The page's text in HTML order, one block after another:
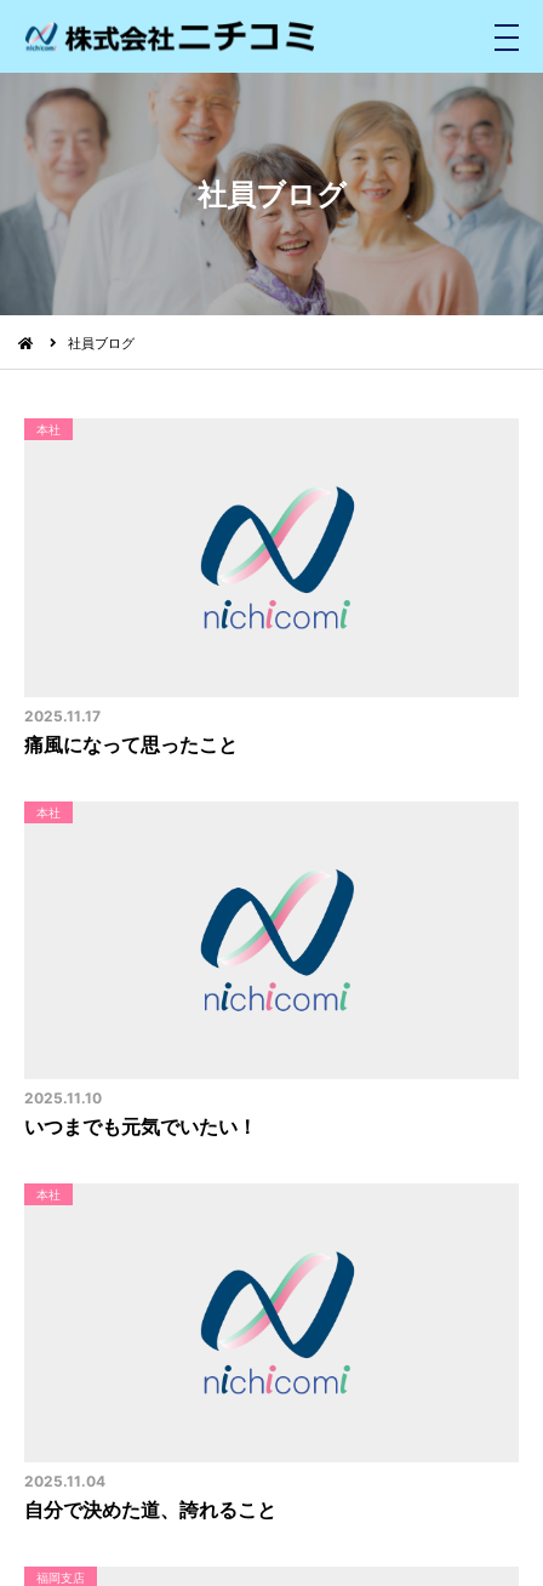
メ
ニ
ュ
社員ブログ
社員ブログ
本社
2025.11.17
痛風になって思ったこと
本社
2025.11.10
いつまでも元気でいたい！
本社
2025.11.04
自分で決めた道、誇れること
福岡支店